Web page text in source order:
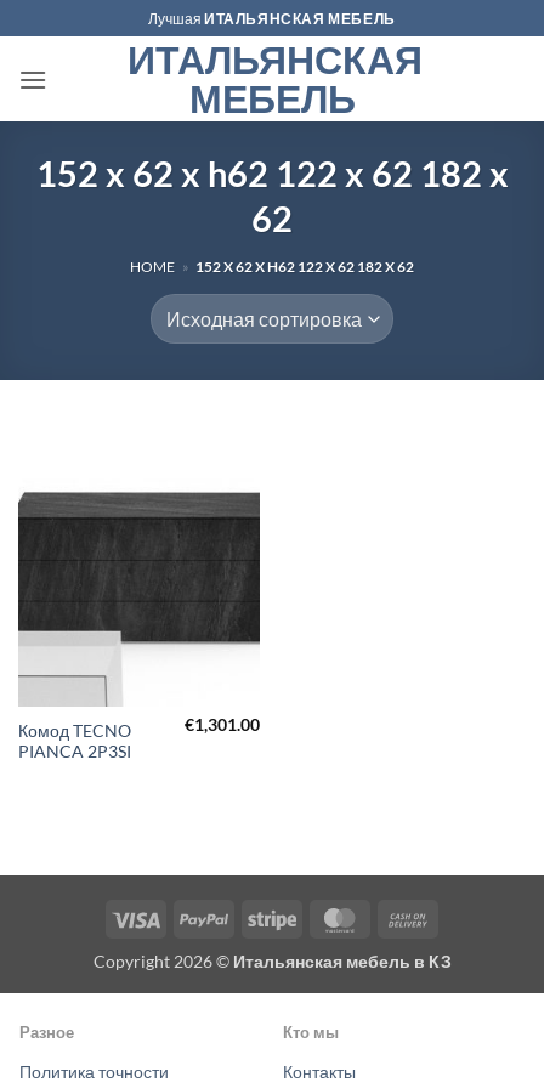
to
content
ЛучшаяИТАЛЬЯНСКАЯ МЕБЕЛЬ
ИТАЛЬЯНСКАЯ
МЕБЕЛЬ
152 x 62 x h62 122 x 62 182 x
62
HOME » 152 X 62 X H62 122 X 62 182 X 62
Комод TECNO
PIANCA 2P3SI
€1,301.00
Visa PayPal Stripe MasterCard
Delivery
Copyright 2026 © Итальянская мебель в КЗ
Разное
Политика точности
Кто мы
Контакты